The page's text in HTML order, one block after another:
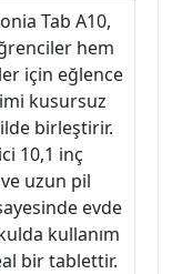
Tab A10,
hem
için eğlence
kusursuz
birleştirir.
10,1 inç
uzun pil
evde
kullanım
bir tablettir.